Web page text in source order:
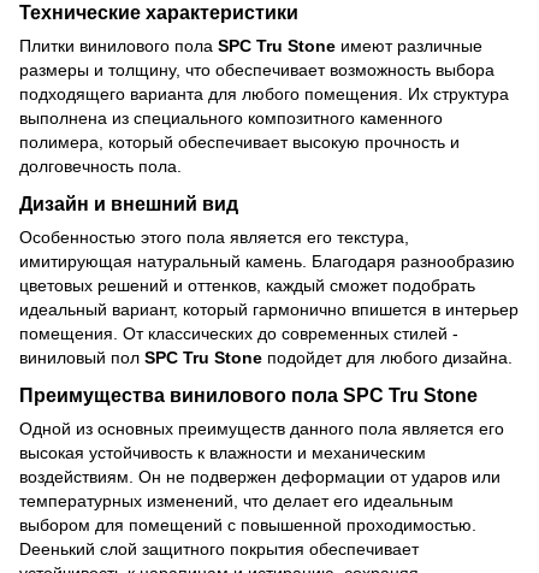
Технические характеристики
Плитки винилового пола SPC Tru Stone имеют различные
размеры и толщину, что обеспечивает возможность выбора
подходящего варианта для любого помещения. Их структура
выполнена из специального композитного каменного
полимера, который обеспечивает высокую прочность и
долговечность пола.
Дизайн и внешний вид
Особенностью этого пола является его текстура,
имитирующая натуральный камень. Благодаря разнообразию
цветовых решений и оттенков, каждый сможет подобрать
идеальный вариант, который гармонично впишется в интерьер
помещения. От классических до современных стилей -
виниловый пол SPC Tru Stone подойдет для любого дизайна.
Преимущества винилового пола SPC Tru Stone
Одной из основных преимуществ данного пола является его
высокая устойчивость к влажности и механическим
воздействиям. Он не подвержен деформации от ударов или
температурных изменений, что делает его идеальным
выбором для помещений с повышенной проходимостью.
Deенький слой защитного покрытия обеспечивает